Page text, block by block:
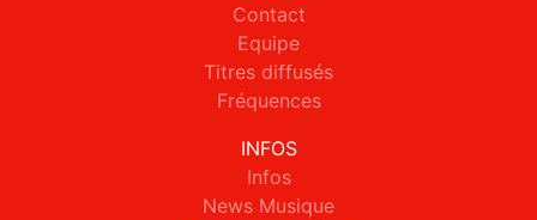
Contact
Equipe
Titres diffusés
Fréquences
INFOS
Infos
News Musique